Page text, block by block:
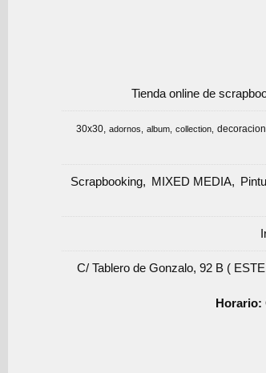
Tienda online de
30x30 adornos album collection decoracion
Scrapbooking MIXED MEDIA
C/ Tablero de Gonzalo, 92 B (
Horario: